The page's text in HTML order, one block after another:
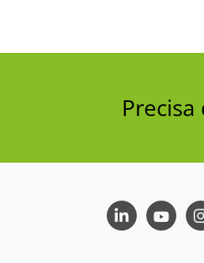
LinkedIn